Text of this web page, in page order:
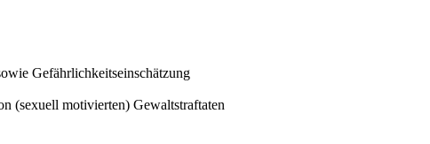
Gefährlichkeitseinschätzung
(sexuell motivierten) Gewaltstraftaten